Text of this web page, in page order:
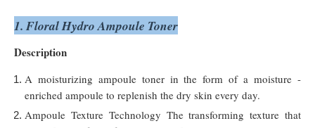
1. Floral Hydro Ampoule Toner
Description
A moisturizing ampoule toner in the form of a moisture -
enriched ampoule to replenish the dry skin every day.
Ampoule Texture Technology The transforming texture that